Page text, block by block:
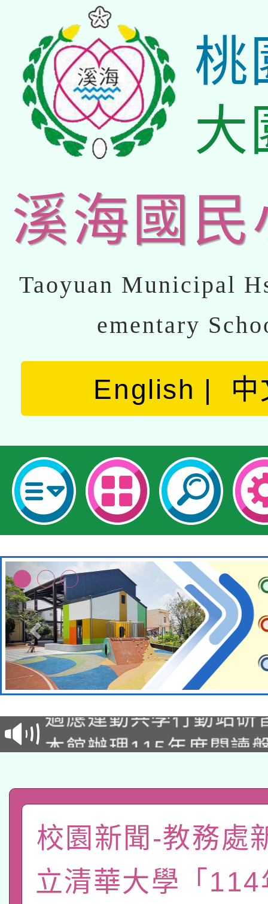
桃
大
溪海國民
Taoyuan Municipal
ementary
English 中
本校115學年度第2次
招甄選結果公告(無人
招)
本館辦理115年度閱讀
礎課程
A3數位素養講師名單
「數位內容與教學軟體
pilot」
有關大陸委員會函釋公
薪期間赴陸應申請許可
轉知經濟部水利署委託
校園新聞-教務處
立清華大學「